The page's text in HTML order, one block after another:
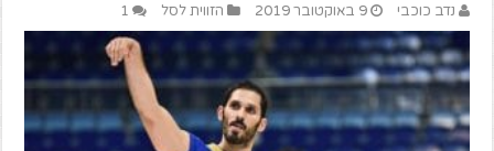
נדב כוכבי 9 באוקטובר 2019 הזווית לסל 1